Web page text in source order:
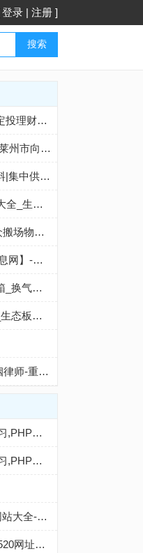
登录 | 注册 ]
搜索
天天股票基金行情网_分享基金定投理财知识
石英粉,滑石粉厂家,山东滑石粉-莱州市向阳滑石粉有限公司
中央供料|中央供料系统|集中供料|集中供料系统|中央供料系统厂家
窍门_小窍门_生活小窍门_窍门大全_生活实用窍门大全《窍门词典》
【官网】上海大众搬家公司|大众搬场物流有限公司:4009209994
【西安二手房|租房|新房|房产信息网】-西安象盒找房
紫外老化试验箱_臭氧老化试验箱_换气老化试验箱 - 林频品牌
板材十大品牌_生态板十大品牌_生态板厂家_千山板材官方
重庆专业刑事辩护律师-知名婚姻律师-重庆律师咨询-理和礼法律服务商
PHP教程,PHP入门教程,PHP学习,PHP程序员,PHP网站,PHP视频教程,Mysql教程,CMS教程,AI收录网 - AI收录网
PHP教程,PHP入门教程,PHP学习,PHP程序员,PHP网站,PHP视频教程,Mysql教程,CMS教程,AI秒收录 - AI秒收录
网站大全_外链网站大全_SEO网站大全-清韵目录网
分类目录 - 免费收录网站提交 - 520网址导航